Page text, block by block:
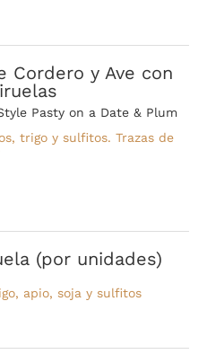
Cordero y Ave con
Pasty on a Date & Plum
trigo y sulfitos. Trazas de
(por unidades)
apio, soja y sulfitos